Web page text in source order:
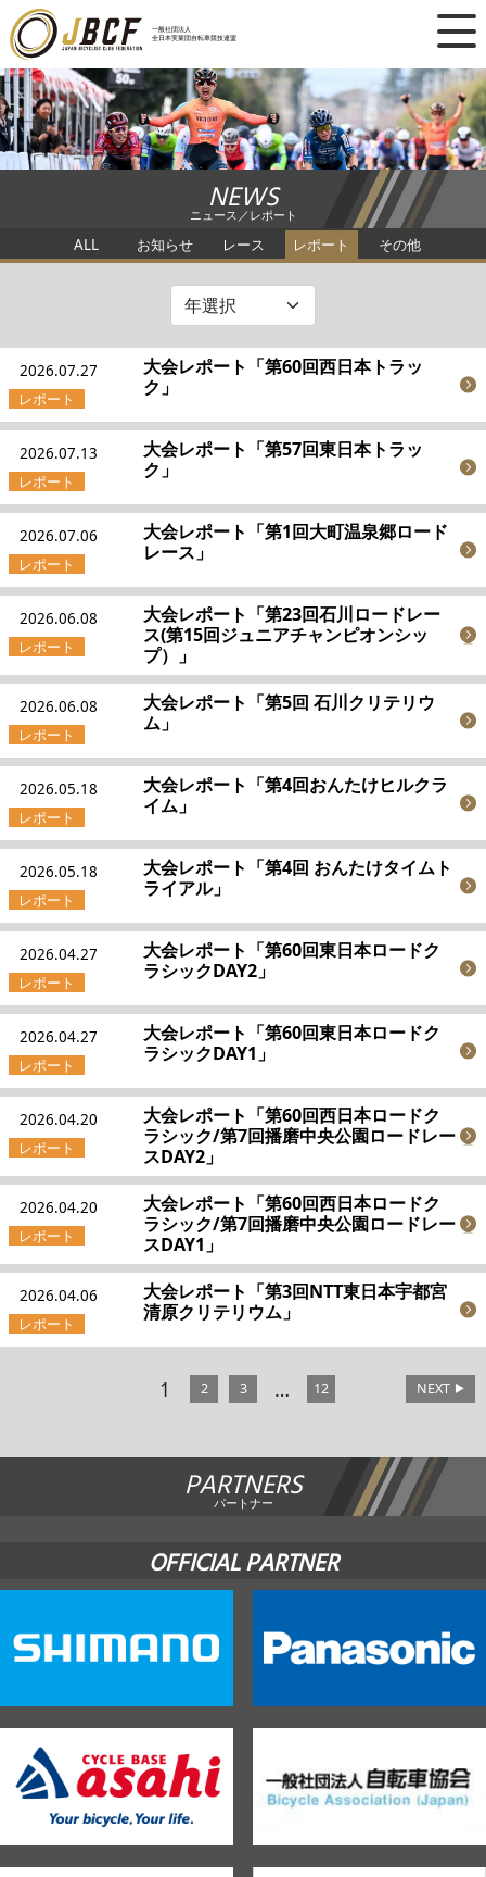
一般社団法人
全日本実業団自転車競技連盟
×
ニュース
レース日程
ランキング
レース結果
チーム・選手
競技ガイド
加盟・登録
JBCF ROAD SERIESとは
NEWS
ニュース／レポート
ALL お知らせ レース レポート その他
2026.07.27
大会レポート「第60回西日本トラッ
ク」
2026.07.13
大会レポート「第57回東日本トラッ
ク」
2026.07.06
大会レポート「第1回大町温泉郷ロード
レース」
2026.06.08
大会レポート「第23回石川ロードレー
ス(第15回ジュニアチャンピオンシッ
プ）」
2026.06.08
大会レポート「第5回 石川クリテリウ
ム」
2026.05.18
大会レポート「第4回おんたけヒルクラ
イム」
2026.05.18
大会レポート「第4回 おんたけタイムト
ライアル」
2026.04.27
大会レポート「第60回東日本ロードク
ラシックDAY2」
2026.04.27
大会レポート「第60回東日本ロードク
ラシックDAY1」
2026.04.20
大会レポート「第60回西日本ロードク
ラシック/第7回播磨中央公園ロードレー
スDAY2」
2026.04.20
大会レポート「第60回西日本ロードク
ラシック/第7回播磨中央公園ロードレー
スDAY1」
2026.04.06
大会レポート「第3回NTT東日本宇都宮
清原クリテリウム」
1 2 3 … 12 NEXT
PARTNERS
パートナー
OFFICIAL PARTNER